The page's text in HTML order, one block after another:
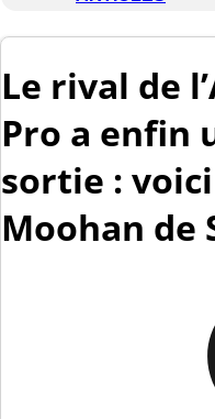
Le rival de
Pro a enfin
sortie :
Moohan de